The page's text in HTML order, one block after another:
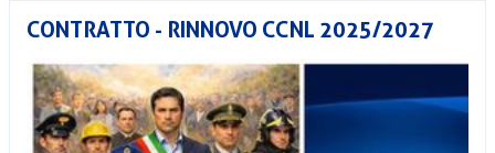
CONTRATTO - RINNOVO CCNL 2025/2027